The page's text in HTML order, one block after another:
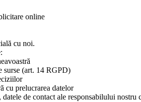
online
cu noi.
surse (art. 14 RGPD)
cu prelucrarea datelor
de contact ale responsabilului